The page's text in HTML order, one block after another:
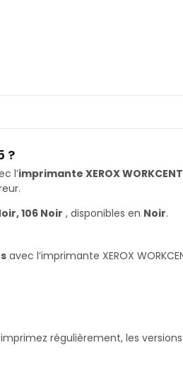
?
l’imprimante XEROX
106 Noir , disponibles en Noir.
avec l’imprimante XEROX
régulièrement, les